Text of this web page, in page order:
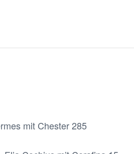
mit Chester 285